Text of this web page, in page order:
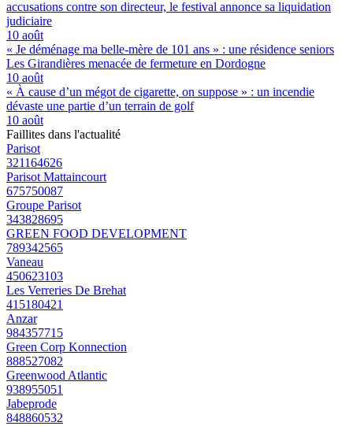
accusations contre son directeur, le festival annonce sa liquidation
judiciaire
10 août
« Je déménage ma belle-mère de 101 ans » : une résidence seniors
Les Girandières menacée de fermeture en Dordogne
10 août
« À cause d’un mégot de cigarette, on suppose » : un incendie
dévaste une partie d’un terrain de golf
10 août
Faillites dans l'actualité
Parisot
321164626
Parisot Mattaincourt
675750087
Groupe Parisot
343828695
GREEN FOOD DEVELOPMENT
789342565
Vaneau
450623103
Les Verreries De Brehat
415180421
Anzar
984357715
Green Corp Konnection
888527082
Greenwood Atlantic
938955051
Jabeprode
848860532